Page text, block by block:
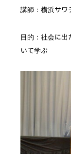
講師：横浜サ
目的：社会に
いて学ぶ